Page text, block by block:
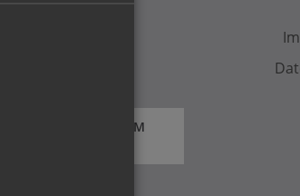
- FORMULAR ZUM